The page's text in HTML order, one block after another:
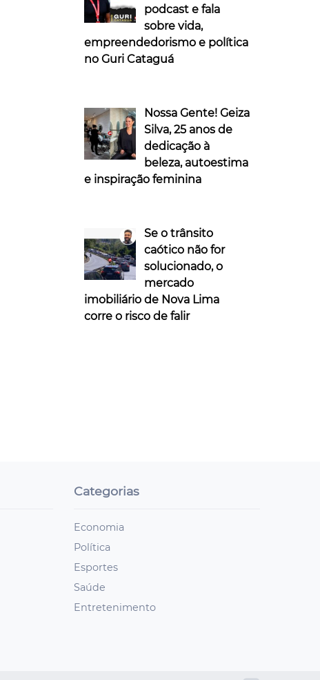
podcast e fala
sobre vida,
empreendedorismo e política
no Guri Cataguá
Nossa Gente! Geiza
Silva, 25 anos de
dedicação à
beleza, autoestima
e inspiração feminina
Se o trânsito
caótico não for
solucionado, o
mercado
imobiliário de Nova Lima
corre o risco de falir
Categorias
Economia
Política
Esportes
Saúde
Entretenimento